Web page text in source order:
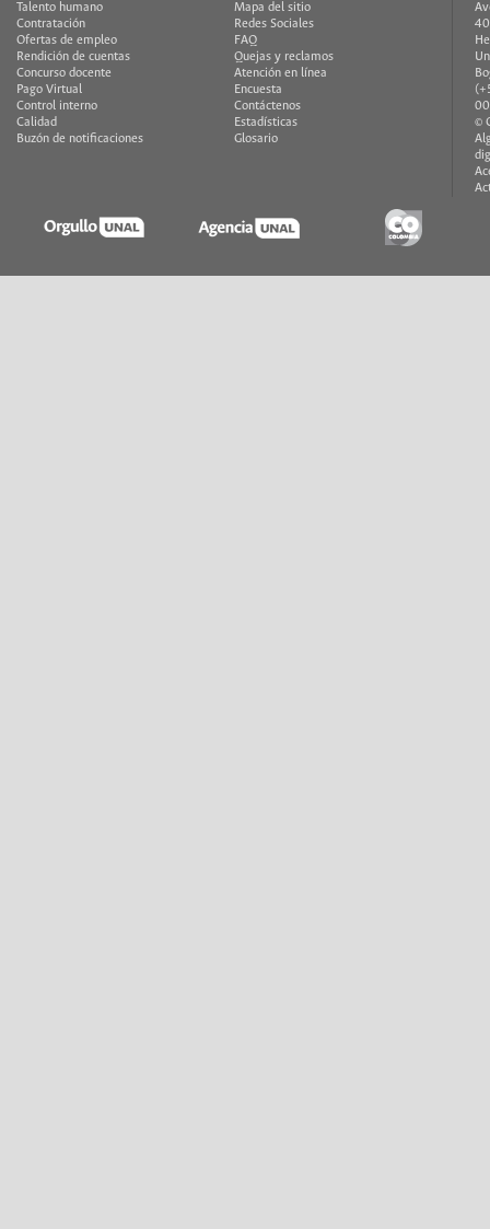
Talento humano
Contratación
Ofertas de empleo
Rendición de cuentas
Concurso docente
Pago Virtual
Control interno
Calidad
Buzón de notificaciones
Mapa del sitio
Redes Sociales
FAQ
Quejas y reclamos
Atención en línea
Encuesta
Contáctenos
Estadísticas
Glosario
©